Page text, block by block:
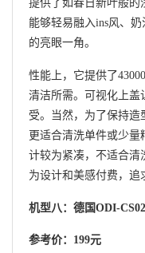
提供了如春日新叶般的
能够轻易融入ins风、
的亮眼一角。
性能上，它提供了
清洁所需。可视化上盖
受。当然，为了保持造
更适合清洗单件或少
计较为紧凑，不适合清
为设计和美感付费，追
机型八：德国ODI-
参考价：199元